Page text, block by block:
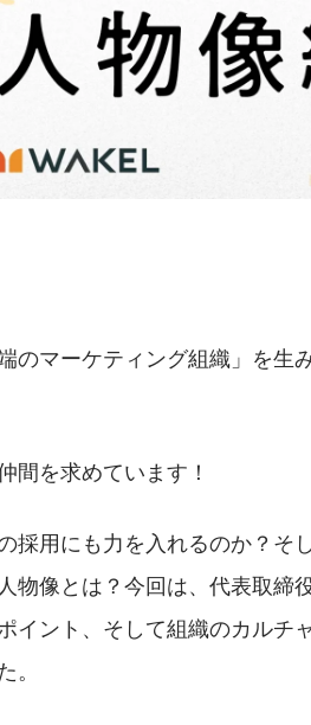
のマーケティング組織」を生
間を求めています！
採用にも力を入れるのか？そ
物像とは？今回は、代表取締
イント、そして組織のカルチ